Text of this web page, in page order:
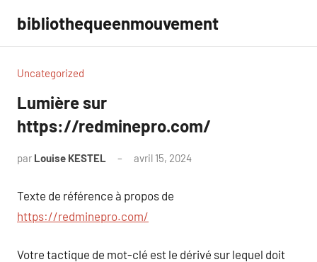
contenu
bibliothequeenmouvement
Uncategorized
Lumière sur
https://redminepro.com/
par Louise KESTEL avril 15, 2024
Texte de référence à propos de
https://redminepro.com/
Votre tactique de mot-clé est le dérivé sur lequel doit